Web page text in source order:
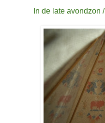
In de late avondzon /